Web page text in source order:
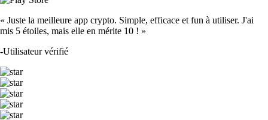
« Juste la meilleure app crypto. Simple, efficace et fun à utiliser. J'ai
mis 5 étoiles, mais elle en mérite 10 ! »
-Utilisateur vérifié